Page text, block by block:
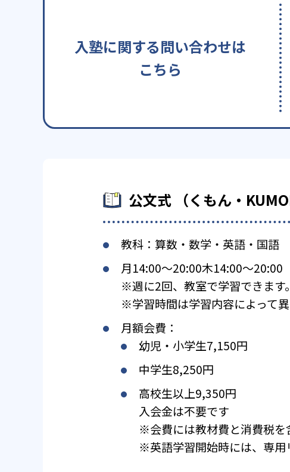
入塾に関する問い合わせは
こちら
公文式 （くもん・
教科：算数・数学・英語・国語
月14:00〜20:00木14:00〜20:00
※週に2回、教室で学習できます。
※学習時間は学習内容によって
月額会費：
幼児・小学生7,150円
中学生8,250円
高校生以上9,350円
入会金は不要です
※会費には教材費と消費税を
※英語学習開始時には、専用